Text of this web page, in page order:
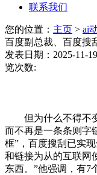
联系我们
您的位置： 主页 > ai
百度副总裁、百度搜
发表日期：2025-11-
览次数:
但为什么不得不变
而不再是一条条则字
框”，百度搜刮已实
和链接为从的互联网
东西。”他强调，有7